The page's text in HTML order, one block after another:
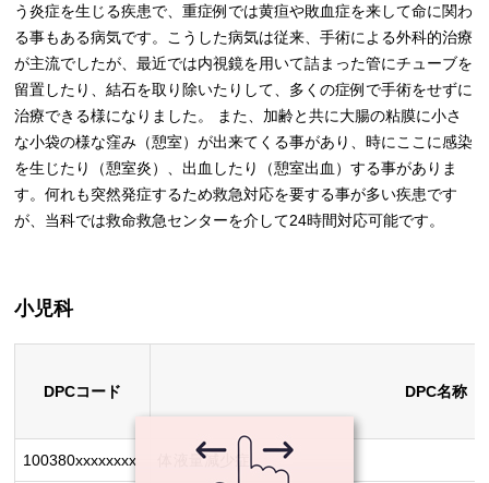
う炎症を生じる疾患で、重症例では黄疸や敗血症を来して命に関わ
る事もある病気です。こうした病気は従来、手術による外科的治療
が主流でしたが、最近では内視鏡を用いて詰まった管にチューブを
留置したり、結石を取り除いたりして、多くの症例で手術をせずに
治療できる様になりました。 また、加齢と共に大腸の粘膜に小さ
な小袋の様な窪み（憩室）が出来てくる事があり、時にここに感染
を生じたり（憩室炎）、出血したり（憩室出血）する事がありま
す。何れも突然発症するため救急対応を要する事が多い疾患です
が、当科では救命救急センターを介して24時間対応可能です。
小児科
DPCコード DPC名称
100380xxxxxxxx 体液量減少症